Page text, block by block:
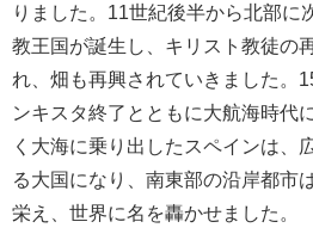
りました。11世紀後半から北部に
教王国が誕生し、キリスト教徒の
れ、畑も再興されていきました。
ンキスタ終了とともに大航海時代
く大海に乗り出したスペインは、
る大国になり、南東部の沿岸都市
栄え、世界に名を轟かせました。